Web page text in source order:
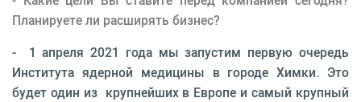
Планируете ли расширять бизнес?
- 1 апреля 2021 года мы запустим первую очередь
Института ядерной медицины в городе Химки. Это
будет один из крупнейших в Европе и самый крупный